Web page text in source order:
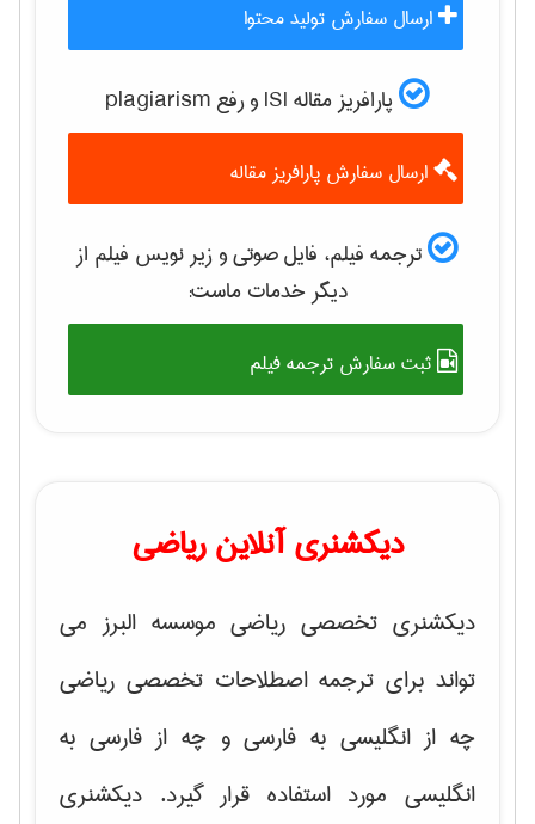
ارسال سفارش تولید محتوا
پارافریز مقاله ISI و رفع plagiarism
ارسال سفارش پارافریز مقاله
ترجمه فیلم، فایل صوتی و زیر نویس فیلم از
دیگر خدمات ماست:
ثبت سفارش ترجمه فیلم
دیکشنری آنلاین ریاضی
دیکشنری تخصصی ریاضی موسسه البرز می
تواند برای ترجمه اصطلاحات تخصصی ریاضی
چه از انگلیسی به فارسی و چه از فارسی به
انگلیسی مورد استفاده قرار گیرد. دیکشنری